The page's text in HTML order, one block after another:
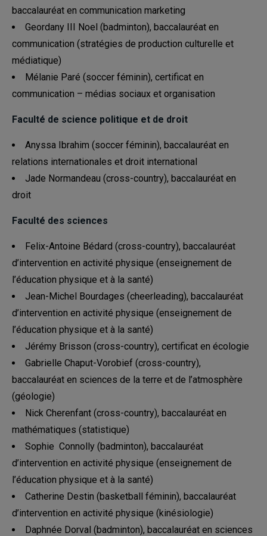
baccalauréat en communication marketing
Geordany III Noel (badminton), baccalauréat en
communication (stratégies de production culturelle et
médiatique)
Mélanie Paré (soccer féminin), certificat en
communication – médias sociaux et organisation
Faculté de science politique et de droit
Anyssa Ibrahim (soccer féminin), baccalauréat en
relations internationales et droit international
Jade Normandeau (cross-country), baccalauréat en
droit
Faculté des sciences
Felix-Antoine Bédard (cross-country), baccalauréat
d’intervention en activité physique (enseignement de
l’éducation physique et à la santé)
Jean-Michel Bourdages (cheerleading), baccalauréat
d’intervention en activité physique (enseignement de
l’éducation physique et à la santé)
Jérémy Brisson (cross-country), certificat en écologie
Gabrielle Chaput-Vorobief (cross-country),
baccalauréat en sciences de la terre et de l’atmosphère
(géologie)
Nick Cherenfant (cross-country), baccalauréat en
mathématiques (statistique)
Sophie Connolly (badminton), baccalauréat
d’intervention en activité physique (enseignement de
l’éducation physique et à la santé)
Catherine Destin (basketball féminin), baccalauréat
d’intervention en activité physique (kinésiologie)
Daphnée Dorval (badminton), baccalauréat en sciences